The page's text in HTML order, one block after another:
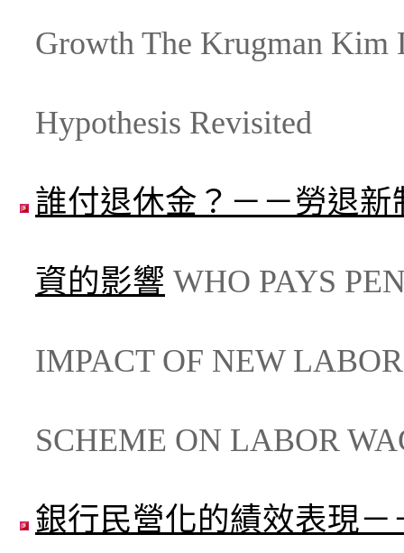
Growth The Krugman Kim
Hypothesis Revisited
誰付退休金？－－勞退
資的影響 WHO PAYS
IMPACT OF NEW
SCHEME ON LABOR
銀行民營化的績效表現